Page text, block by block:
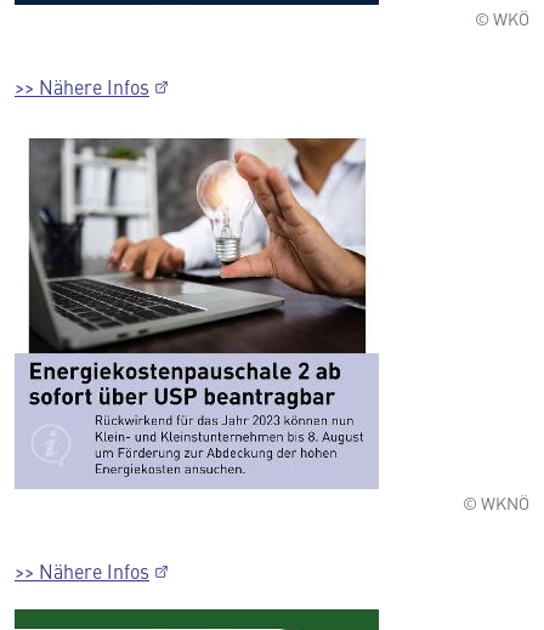
© WKÖ
>> Nähere Infos
© WKNÖ
>> Nähere Infos